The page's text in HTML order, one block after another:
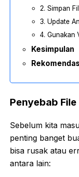
2. Simpan
3. Update
4. Gunakan
Kesimpulan
Penyebab
Sebelum kita
penting banget
bisa rusak atau
antara lain: